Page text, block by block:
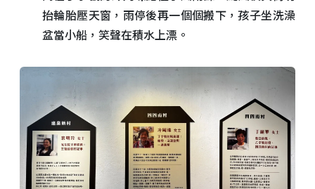
抬輪胎壓天窗，雨停後再一個個搬下，孩子坐洗澡
盆當小船，笑聲在積水上漂。